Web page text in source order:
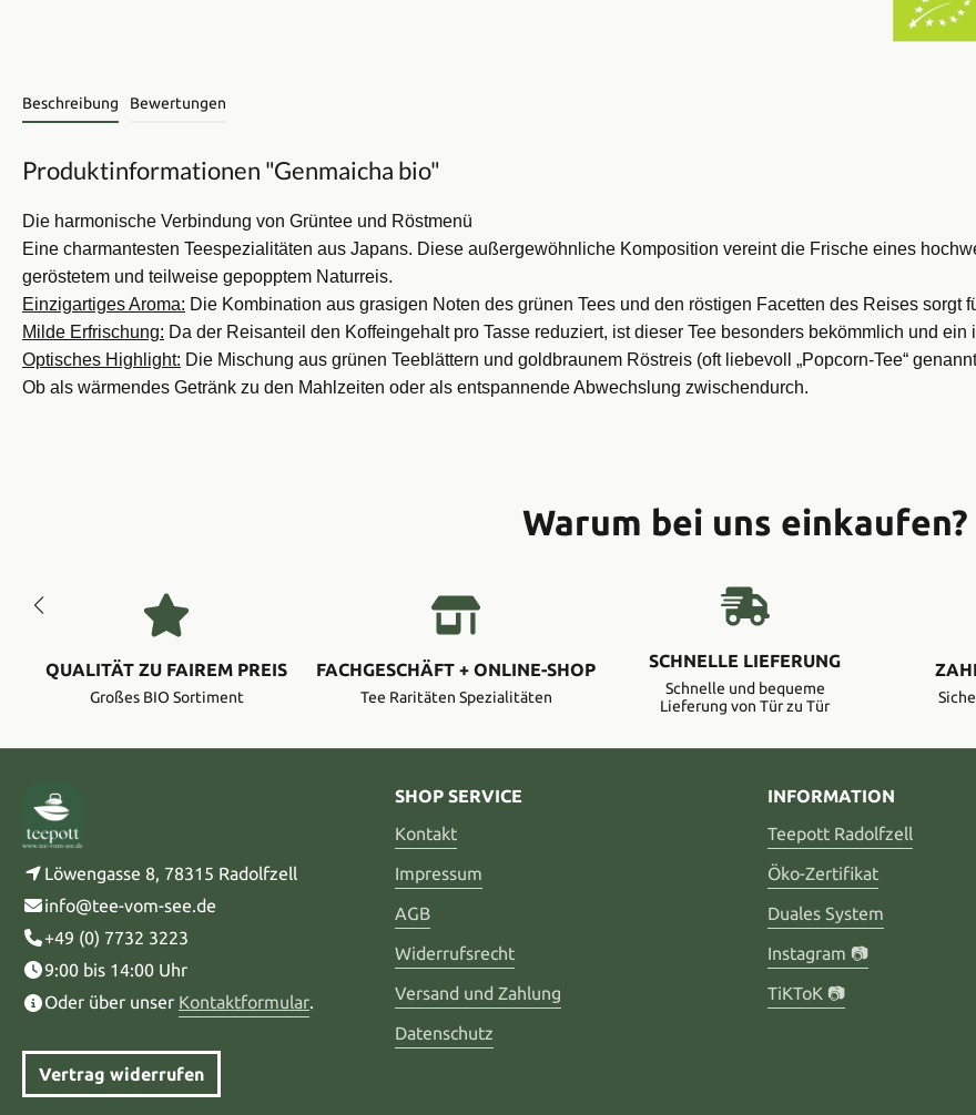
Beschreibung Bewertungen
Produktinformationen "Genmaicha bio"
Die harmonische Verbindung von Grüntee und Röstmenü
Eine charmantesten Teespezialitäten aus Japans. Diese außergewöhnliche Komposition vereint die Frische eines
geröstetem und teilweise gepopptem Naturreis.
Einzigartiges Aroma: Die Kombination aus grasigen Noten des grünen Tees und den röstigen Facetten des Reises sorgt
Milde Erfrischung: Da der Reisanteil den Koffeingehalt pro Tasse reduziert, ist dieser Tee besonders bekömmlich und
Optisches Highlight: Die Mischung aus grünen Teeblättern und goldbraunem Röstreis (oft liebevoll „Popcorn-Tee“
Ob als wärmendes Getränk zu den Mahlzeiten oder als entspannende Abwechslung zwischendurch.
Warum bei uns einkaufen?
QUALITÄT ZU FAIREM PREIS
Großes BIO Sortiment
FACHGESCHÄFT + ONLINE-SHOP
Tee Raritäten Spezialitäten
SCHNELLE LIEFERUNG
Schnelle und bequeme
Lieferung von Tür zu Tür
Löwengasse 8, 78315 Radolfzell
info@tee-vom-see.de
+49 (0) 7732 3223
9:00 bis 14:00 Uhr
Oder über unser Kontaktformular.
Vertrag widerrufen
SHOP SERVICE
Kontakt
Impressum
AGB
Widerrufsrecht
Versand und Zahlung
Datenschutz
INFORMATION
Teepott Radolfzell
Öko-Zertifikat
Duales System
Instagram 📷
TiKToK 📷